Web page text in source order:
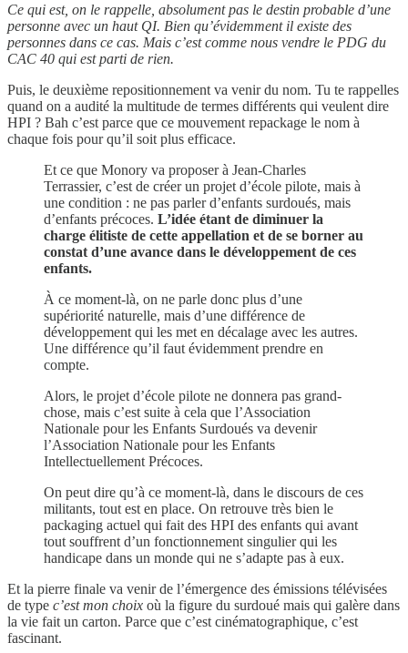
Ce qui est, on le rappelle, absolument pas le destin probable d’une
personne avec un haut QI. Bien qu’évidemment il existe des
personnes dans ce cas. Mais c’est comme nous vendre le PDG du
CAC 40 qui est parti de rien.
Puis, le deuxième repositionnement va venir du nom. Tu te rappelles
quand on a audité la multitude de termes différents qui veulent dire
HPI ? Bah c’est parce que ce mouvement repackage le nom à
chaque fois pour qu’il soit plus efficace.
Et ce que Monory va proposer à Jean-Charles
Terrassier, c’est de créer un projet d’école pilote, mais à
une condition : ne pas parler d’enfants surdoués, mais
d’enfants précoces. L’idée étant de diminuer la
charge élitiste de cette appellation et de se borner au
constat d’une avance dans le développement de ces
enfants.
À ce moment-là, on ne parle donc plus d’une
supériorité naturelle, mais d’une différence de
développement qui les met en décalage avec les autres.
Une différence qu’il faut évidemment prendre en
compte.
Alors, le projet d’école pilote ne donnera pas grand-
chose, mais c’est suite à cela que l’Association
Nationale pour les Enfants Surdoués va devenir
l’Association Nationale pour les Enfants
Intellectuellement Précoces.
On peut dire qu’à ce moment-là, dans le discours de ces
militants, tout est en place. On retrouve très bien le
packaging actuel qui fait des HPI des enfants qui avant
tout souffrent d’un fonctionnement singulier qui les
handicape dans un monde qui ne s’adapte pas à eux.
Et la pierre finale va venir de l’émergence des émissions télévisées
de type c’est mon choix où la figure du surdoué mais qui galère dans
la vie fait un carton. Parce que c’est cinématographique, c’est
fascinant.